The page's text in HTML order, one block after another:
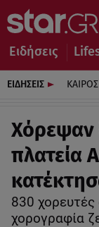
Ειδήσεις
ΕΙΔΗΣΕΙΣ ΚΑΙΡΟΣ
Χόρεψαν
πλατεία
830
χορογραφία